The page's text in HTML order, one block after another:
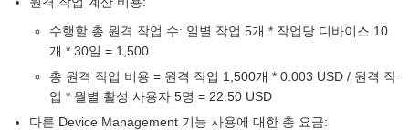
수행할 총 원격 작업 수: 일별 작업 5개 * 작업당 디바이스 10
개 * 30일 = 1,500
총 원격 작업 비용 = 원격 작업 1,500개 * 0.003 USD / 원격 작
업 * 월별 활성 사용자 5명 = 22.50 USD
다른 Device Management 기능 사용에 대한 총 요금: